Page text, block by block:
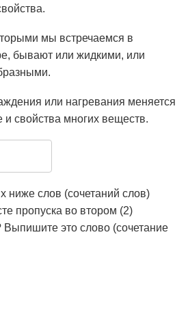
мы встречаемся в
бывают или жидкими, или
или нагревания меняется
и свойства многих веществ.
ниже слов (сочетаний слов)
пропуска во втором (2)
Выпишите это слово (сочетание